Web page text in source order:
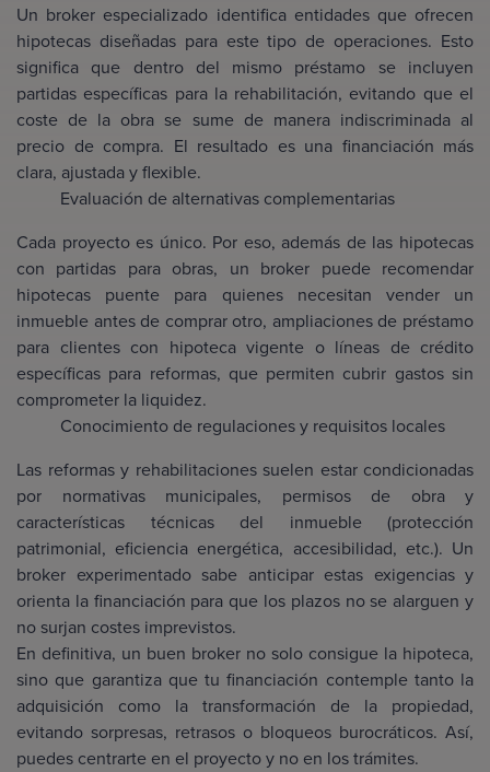
Un broker especializado identifica entidades que ofrecen
hipotecas diseñadas para este tipo de operaciones. Esto
significa que dentro del mismo préstamo se incluyen
partidas específicas para la rehabilitación, evitando que el
coste de la obra se sume de manera indiscriminada al
precio de compra. El resultado es una financiación más
clara, ajustada y flexible.
Evaluación de alternativas complementarias
Cada proyecto es único. Por eso, además de las hipotecas
con partidas para obras, un broker puede recomendar
hipotecas puente para quienes necesitan vender un
inmueble antes de comprar otro, ampliaciones de préstamo
para clientes con hipoteca vigente o líneas de crédito
específicas para reformas, que permiten cubrir gastos sin
comprometer la liquidez.
Conocimiento de regulaciones y requisitos locales
Las reformas y rehabilitaciones suelen estar condicionadas
por normativas municipales, permisos de obra y
características técnicas del inmueble (protección
patrimonial, eficiencia energética, accesibilidad, etc.). Un
broker experimentado sabe anticipar estas exigencias y
orienta la financiación para que los plazos no se alarguen y
no surjan costes imprevistos.
En definitiva, un buen broker no solo consigue la hipoteca,
sino que garantiza que tu financiación contemple tanto la
adquisición como la transformación de la propiedad,
evitando sorpresas, retrasos o bloqueos burocráticos. Así,
puedes centrarte en el proyecto y no en los trámites.